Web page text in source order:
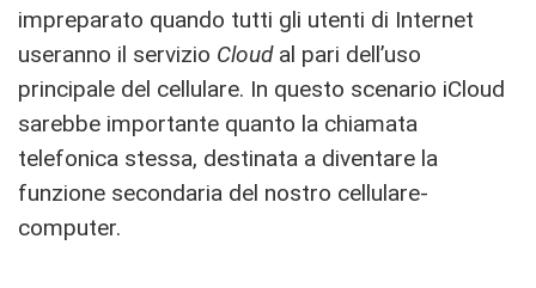
impreparato quando tutti gli utenti di Internet
useranno il servizio Cloudal pari dell’uso
principale del cellulare. In questo scenario iCloud
sarebbe importante quanto la chiamata
telefonica stessa, destinata a diventare la
funzione secondaria del nostro cellulare-
computer.